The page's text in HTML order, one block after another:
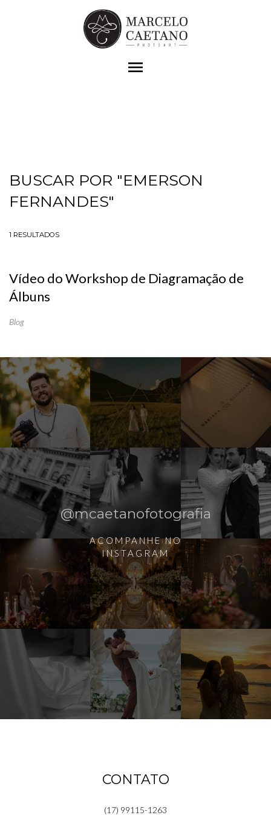
menu
BUSCAR POR "EMERSON
FERNANDES"
1 RESULTADOS
Vídeo do Workshop de Diagramação de
Álbuns
Blog
@mcaetanofotografia
ACOMPANHE NO
INSTAGRAM
CONTATO
(17) 99115-1263